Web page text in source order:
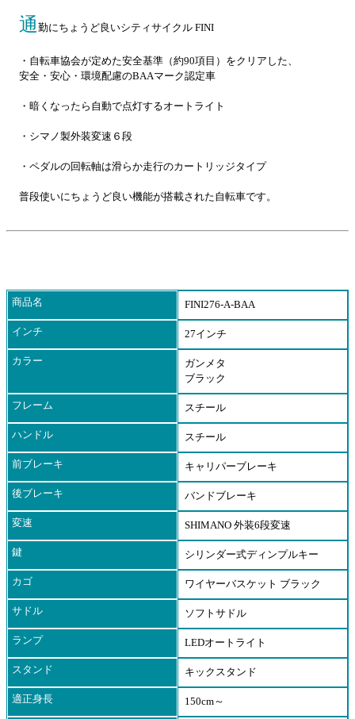
通 勤にちょうど良いシティサイクル FINI
・自転車協会が定めた安全基準（約90項目）をクリアした、
安全・安心・環境配慮のBAAマーク認定車
・暗くなったら自動で点灯するオートライト
・シマノ製外装変速６段
・ペダルの回転軸は滑らか走行のカートリッジタイプ
普段使いにちょうど良い機能が搭載された自転車です。
商品名 FINI276-A-BAA
インチ 27インチ
カラー
ガンメタ
ブラック
フレーム スチール
ハンドル スチール
前ブレーキ キャリパーブレーキ
後ブレーキ バンドブレーキ
変速 SHIMANO 外装6段変速
鍵 シリンダー式ディンプルキー
カゴ ワイヤーバスケット ブラック
サドル ソフトサドル
ランプ LEDオートライト
スタンド キックスタンド
適正身長 150cm～